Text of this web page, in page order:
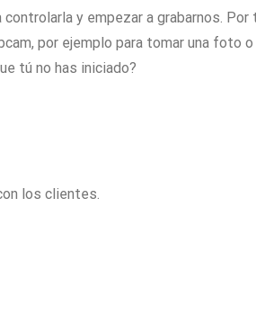
y empezar a grabarnos. Por
por ejemplo para tomar una foto o
tú no has iniciado?
los clientes.